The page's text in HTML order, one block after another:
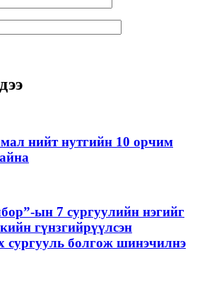
нийт нутгийн 10 орчим
ын 7 сургуулийн нэгийг
гүнзгийрүүлсэн
сургууль болгож шинэчилнэ